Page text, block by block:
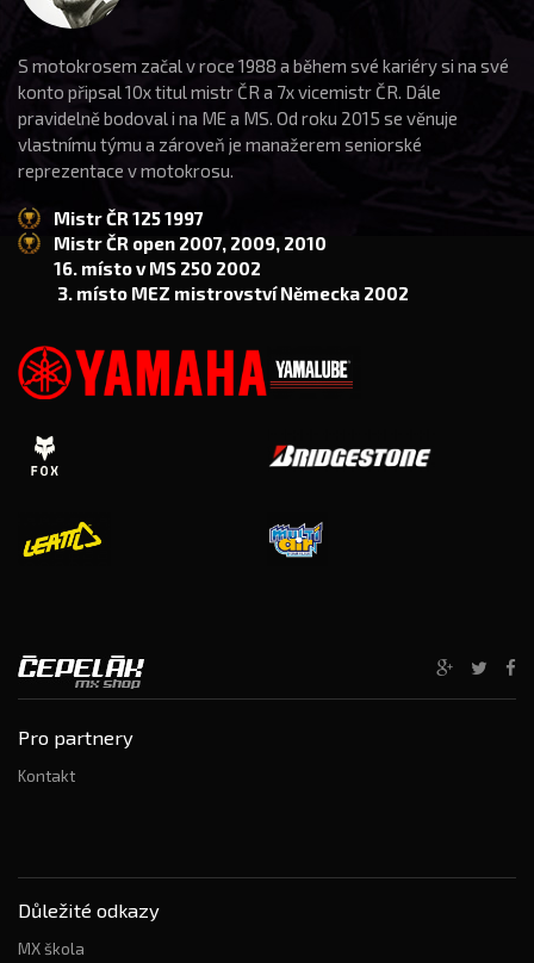
S motokrosem začal v roce 1988 a během své kariéry si na své
konto připsal 10x titul mistr ČR a 7x vicemistr ČR. Dále
pravidelně bodoval i na ME a MS. Od roku 2015 se věnuje
vlastnímu týmu a zároveň je manažerem seniorské
reprezentace v motokrosu.
Mistr ČR 125 1997
Mistr ČR open 2007, 2009, 2010
16. místo v MS 250 2002
3. místo MEZ mistrovství Německa 2002
Pro partnery
Kontakt
Důležité odkazy
MX škola